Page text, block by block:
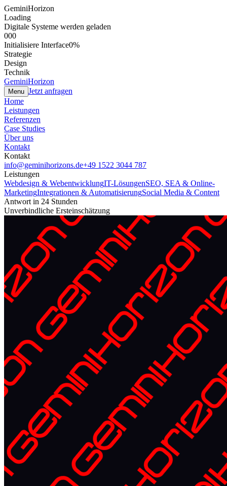
GeminiHorizon
Loading
Digitale Systeme werden geladen
000
Initialisiere Interface0%
Strategie
Design
Technik
GeminiHorizon
Menu Jetzt anfragen
Home
Leistungen
Referenzen
Case Studies
Über uns
Kontakt
Kontakt
info@geminihorizons.de+49 1522 3044 787
Leistungen
Webdesign & WebentwicklungIT-LösungenSEO, SEA & Online-
MarketingIntegrationen & AutomatisierungSocial Media & Content
Antwort in 24 Stunden
Unverbindliche Ersteinschätzung